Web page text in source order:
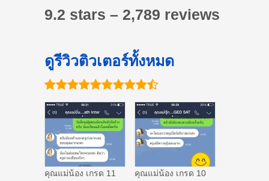
9.2 stars – 2,789 reviews
ดูรีวิวติวเตอร์ทั้งหมด
คุณแม่น้อง เกรด 11
คุณแม่น้อง เกรด 10